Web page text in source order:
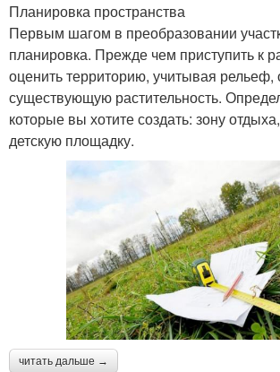
Планировка пространства
Первым шагом в преобразовании
планировка. Прежде чем приступить к
оценить территорию, учитывая рельеф,
существующую растительность.
которые вы хотите создать: зону
детскую площадку.
читать дальше →